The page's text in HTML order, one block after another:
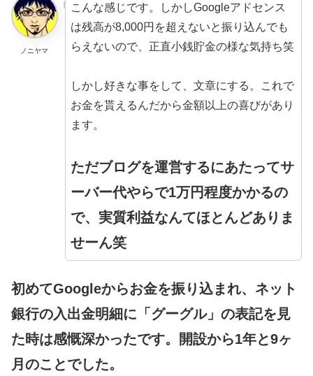
ノニヤマ
こんな感じです。しかしGoogleアドセンス
は残高が8,000円を超えないと振り込んでも
らえないので、正直小銭貯金の様な気持ち笑
しかし好きな事をして、文章にする。これで
お金を貰えるんだから金額以上の喜びがあり
ます。
ただブログを運営するにあたってサ
ーバー代やらで1万円程度かかるの
で、実質利益なんてほとんどありま
せーん笑
初めてGoogleからお金を振り込まれ、ネット
銀行の入出金明細に「グーグル」の表記を見
た時は感慨深かったです。開設から1年と9ヶ
月のことでした。